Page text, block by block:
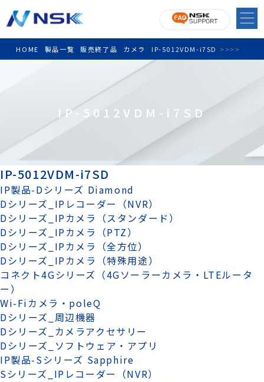
HOME >
製品一覧 >
販売終了品 >
カメラ >
IP-5012VDM-i7SD
IP-5012VDM-i7SD
IP-5012VDM-i7SD
IP製品-Dシリーズ Diamond
Dシリーズ_IPレコーダー（NVR）
Dシリーズ_IPカメラ（スタンダード）
Dシリーズ_IPカメラ（PTZ）
Dシリーズ_IPカメラ（全方位）
Dシリーズ_IPカメラ（特殊用途）
コネクト4Gシリーズ（4Gソーラーカメラ・LTEルータ
ー）
Wi-Fiカメラ・poleQ
Dシリーズ_周辺機器
Dシリーズ_カメラアクセサリー
Dシリーズ_ソフトウェア・アプリ
IP製品-Sシリーズ Sapphire
Sシリーズ_IPレコーダー（NVR）